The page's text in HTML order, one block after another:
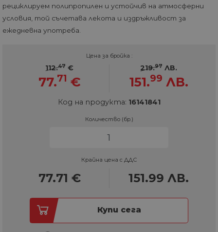
рециклируем полипропилен и устойчив на атмосферни
условия, той съчетава лекота и издръжливост за
ежедневна употреба.
Цена за бройка :
112.47 €
77.71 €
219.97 ЛВ.
151.99 ЛВ.
Код на продукта: 16141841
Количество (бр.)
Крайна цена с ДДС
77.71 € 151.99 ЛВ.
Купи сега